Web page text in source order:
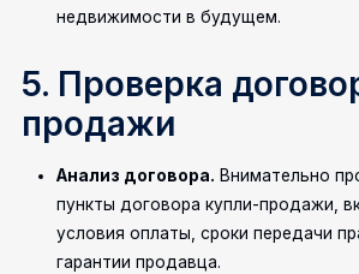
недвижимости в будущем.
5. Проверка
продажи
Анализ договора. Внимательно
пункты договора купли-продажи,
условия оплаты, сроки передачи
гарантии продавца.